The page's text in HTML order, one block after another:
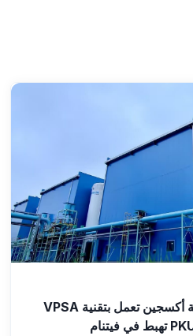
إنجازٌ تاريخي! أول محطة أكسجين تعمل بتقنية VPSA